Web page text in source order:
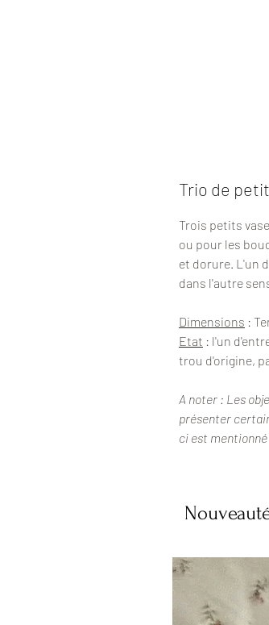
Trio de
Trois petits
ou pour les
et dorure. L'un
dans l'autre
Dimensions :
Etat : l'un
trou d'origine,
A noter : Les
présenter
ci est mentionné